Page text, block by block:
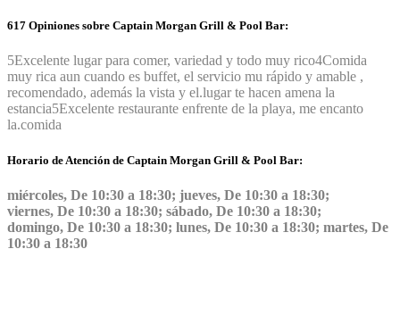
617 Opiniones sobre Captain Morgan Grill & Pool Bar:
5Excelente lugar para comer, variedad y todo muy rico4Comida
muy rica aun cuando es buffet, el servicio mu rápido y amable ,
recomendado, además la vista y el.lugar te hacen amena la
estancia5Excelente restaurante enfrente de la playa, me encanto
la.comida
Horario de Atención de Captain Morgan Grill & Pool Bar:
miércoles, De 10:30 a 18:30; jueves, De 10:30 a 18:30;
viernes, De 10:30 a 18:30; sábado, De 10:30 a 18:30;
domingo, De 10:30 a 18:30; lunes, De 10:30 a 18:30; martes, De
10:30 a 18:30